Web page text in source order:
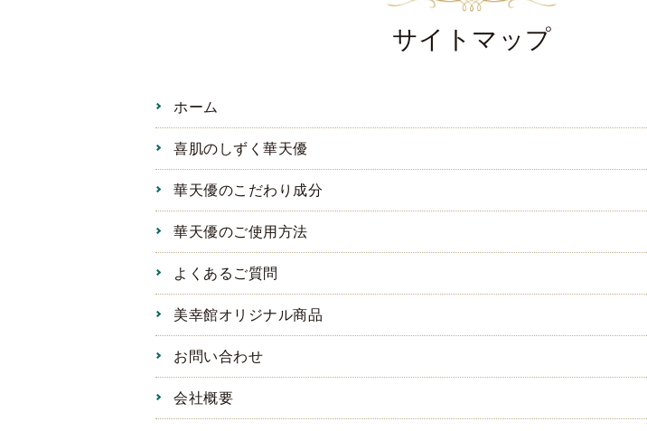
サイトマップ
ホーム
喜肌のしずく華天優
華天優のこだわり成分
華天優のご使用方法
よくあるご質問
美幸館オリジナル商品
お問い合わせ
会社概要